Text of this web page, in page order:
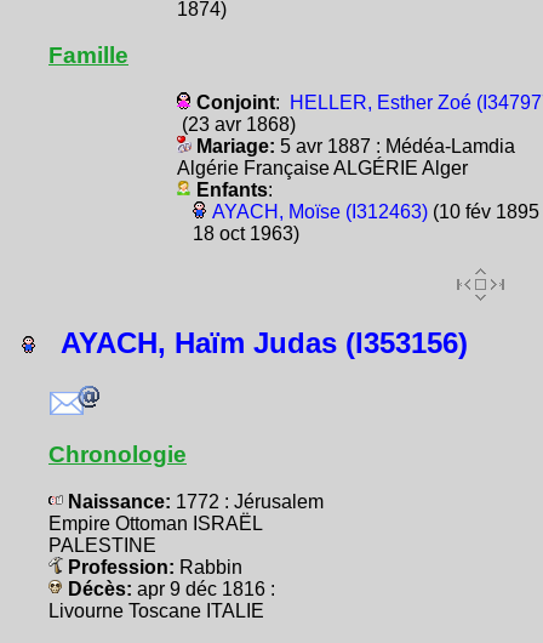
1874)
Famille
Conjoint:
HELLER, Esther Zoé
(23 avr 1868)
Mariage: 5 avr 1887 : Médéa-Lamdia
Algérie Française ALGÉRIE Alger
Enfants:
AYACH, Moïse (I312463)(10 fév 1895
18 oct 1963)
AYACH, Haïm Judas (I353156)
Chronologie
Naissance: 1772 : Jérusalem
Empire Ottoman ISRAËL
PALESTINE
Profession: Rabbin
Décès: apr 9 déc 1816 :
Livourne Toscane ITALIE